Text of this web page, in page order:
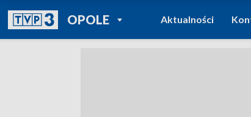
OPOLEPOWRÓT DO
TVP REGIONY
Aktualności